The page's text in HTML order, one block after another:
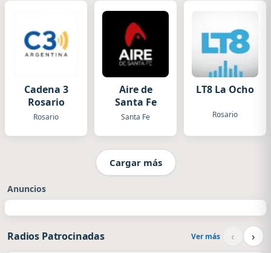
Cadena 3
Rosario
Rosario
Aire de
Santa Fe
Santa Fe
LT8 La Ocho
Rosario
Cargar más
Anuncios
Radios Patrocinadas Ver más ‹ ›